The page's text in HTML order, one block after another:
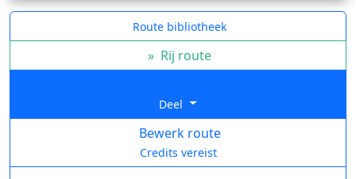
Route bibliotheek
» Rij route
Deel
Bewerk route
Credits vereist